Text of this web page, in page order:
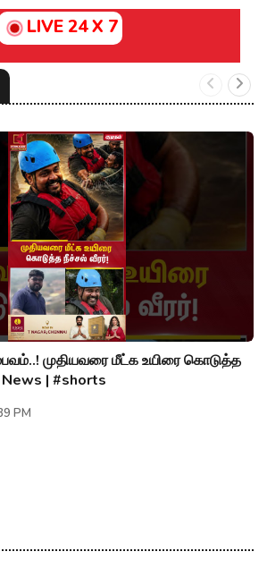
LIVE 24 X 7
முதியவரை மீட்க உயிரை கொடுத்த
| #shorts
PM